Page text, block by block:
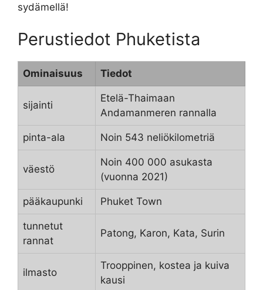
sydämellä!
Perustiedot Phuketista
Ominaisuus Tiedot
sijainti
Etelä-Thaimaan
Andamanmeren rannalla
pinta-ala Noin 543 neliökilometriä
väestö
Noin 400 000 asukasta
(vuonna 2021)
pääkaupunki Phuket Town
tunnetut
rannat
Patong, Karon, Kata, Surin
ilmasto
Trooppinen, kostea ja kuiva
kausi